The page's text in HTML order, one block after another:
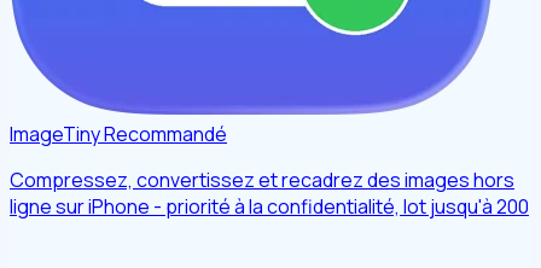
ImageTinyRecommandé
Compressez, convertissez et recadrez des images hors
ligne sur iPhone - priorité à la confidentialité, lot jusqu'à 200